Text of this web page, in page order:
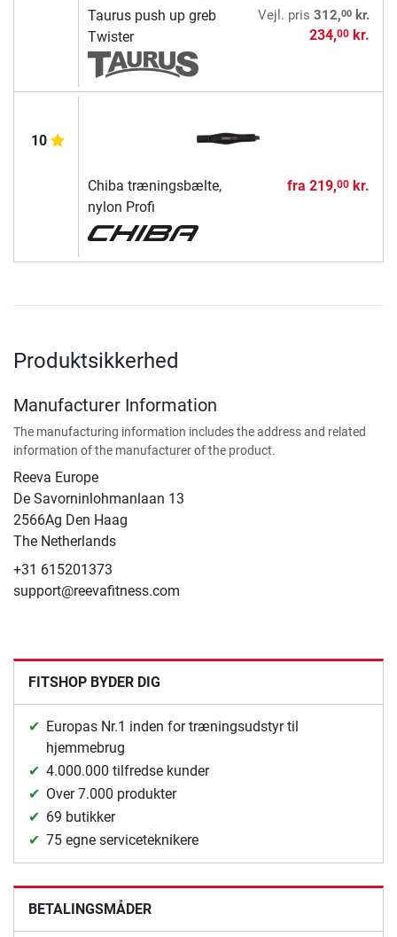
Taurus push up greb
Twister
Vejl. pris 312,00kr.
234,00kr.
10
Chiba træningsbælte,
nylon Profi
fra 219,00kr.
Produktsikkerhed
Manufacturer Information
The manufacturing information includes the address and related
information of the manufacturer of the product.
Reeva Europe
De Savorninlohmanlaan 13
2566Ag Den Haag
The Netherlands
+31 615201373
support@reevafitness.com
FITSHOP BYDER DIG
Europas Nr.1 inden for træningsudstyr til
hjemmebrug
4.000.000 tilfredse kunder
Over 7.000 produkter
69 butikker
75 egne serviceteknikere
BETALINGSMÅDER